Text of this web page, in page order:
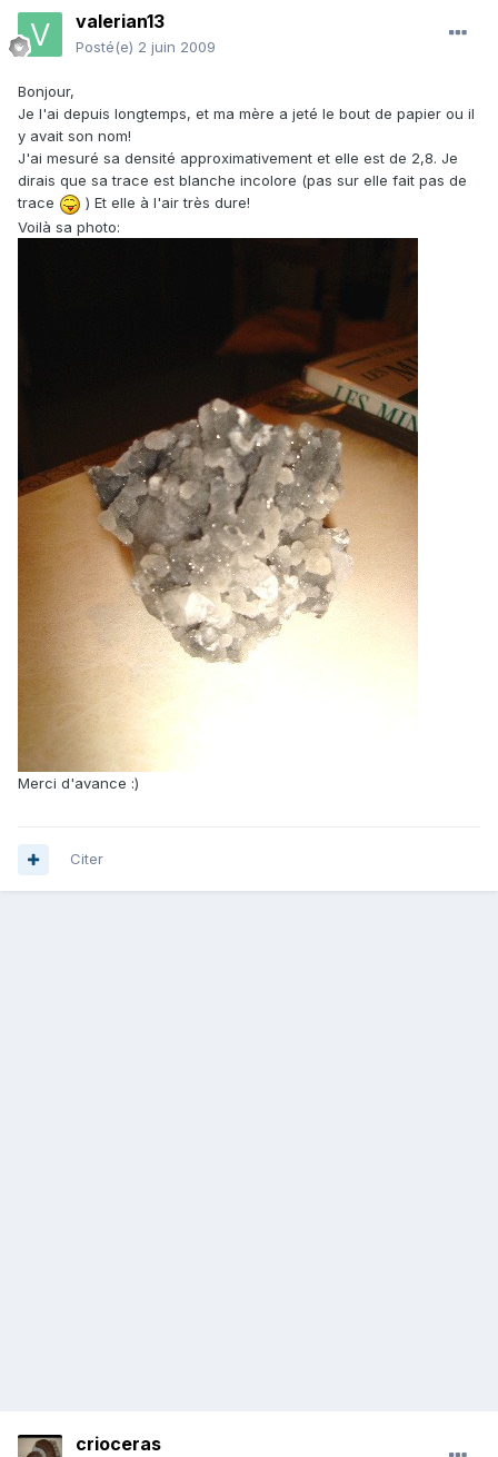
valerian13
Posté(e) 2 juin 2009
Bonjour,
Je l'ai depuis longtemps, et ma mère a jeté le bout de papier ou il
y avait son nom!
J'ai mesuré sa densité approximativement et elle est de 2,8. Je
dirais que sa trace est blanche incolore (pas sur elle fait pas de
trace
) Et elle à l'air très dure!
Voilà sa photo:
Merci d'avance :)
Citer
crioceras